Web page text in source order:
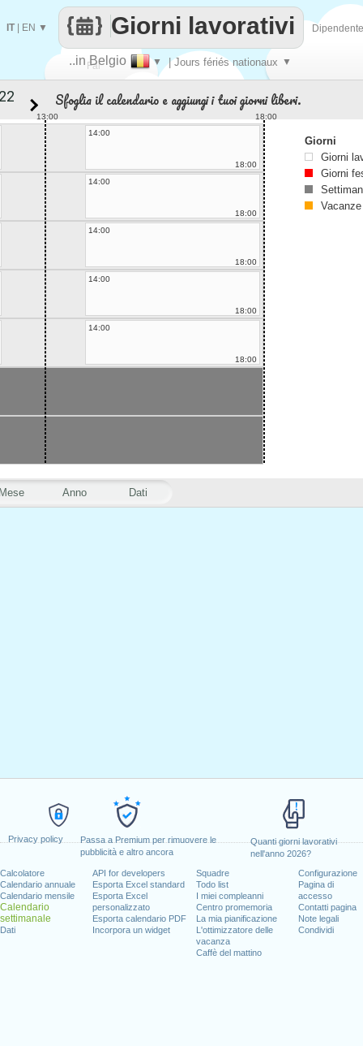
Privacy policy
Passa a Premium per rimuovere le
pubblicità e altro ancora
Quanti giorni lavorativi
nell'anno 2026?
Calcolatore
Calendario annuale
Calendario mensile
Calendario
settimanale
Dati
API for developers
Esporta Excel standard
Esporta Excel
personalizzato
Esporta calendario PDF
Incorpora un widget
Squadre
Todo list
I miei compleanni
Centro promemoria
La mia pianificazione
L'ottimizzatore delle
vacanza
Caffè del mattino
Configurazione
Pagina di
accesso
Contatti pagina
Note legali
Condividi
Fai
..in Belgio ▼ | Jours fériés nationaux ▼
Giorni lavorativi
IT| EN ▼
Anno Dati
Sfoglia il calendario e aggiungi i tuoi giorni liberi.
13:00
18:00
14:00
18:00
14:00
18:00
14:00
18:00
14:00
18:00
14:00
18:00
Giorni
Giorni
Giorni
Vacanze